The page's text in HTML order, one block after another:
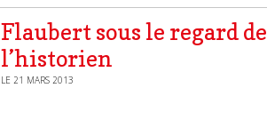
Flaubert sous le regard de
l’historien
LE 21 MARS 2013